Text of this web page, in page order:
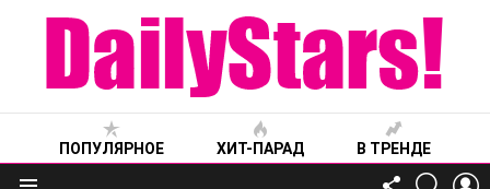
ПОПУЛЯРНОЕ ХИТ-ПАРАД В ТРЕНДЕ
FOLLOW